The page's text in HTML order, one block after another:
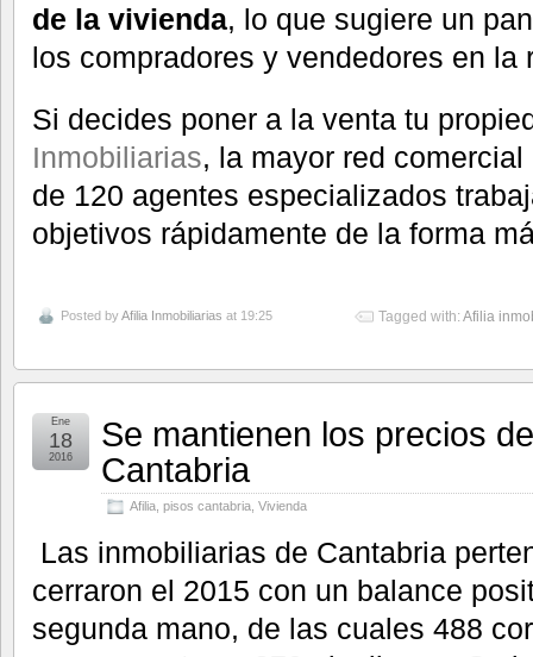
de la vivienda, lo que sugiere un
los compradores y vendedores en la
Si decides poner a la venta tu
Inmobiliarias, la mayor red
de 120 agentes especializados
objetivos rápidamente de la forma
Posted byAfilia Inmobiliarias at 19:25 Tagged with: Afilia
Se mantienen los precios
Cantabria
Afilia pisos cantabria Vivienda
Ene
18
2016
Las inmobiliarias de Cantabria
cerraron el 2015 con un balance
segunda mano, de las cuales 488